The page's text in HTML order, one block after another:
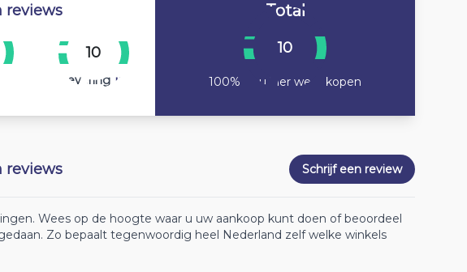
reviews
10
Levering 10
Total
10
100% Zou hier weer kopen
reviews Schrijf een review
Wees op de hoogte waar u uw aankoop kunt doen of beoordeel
Zo bepaalt tegenwoordig heel Nederland zelf welke winkels